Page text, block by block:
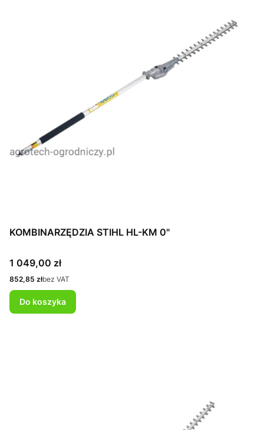
KOMBINARZĘDZIA STIHL HL-KM 0"
Cena
1 049,00 zł
Cena
852,85 złbez VAT
Do koszyka